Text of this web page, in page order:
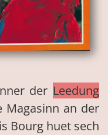
der Leedung
Magasinn an der
Bourg huet sech